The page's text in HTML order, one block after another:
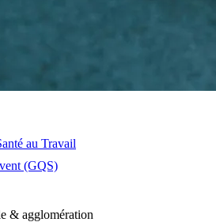
au Travail
(GQS)
& agglomération